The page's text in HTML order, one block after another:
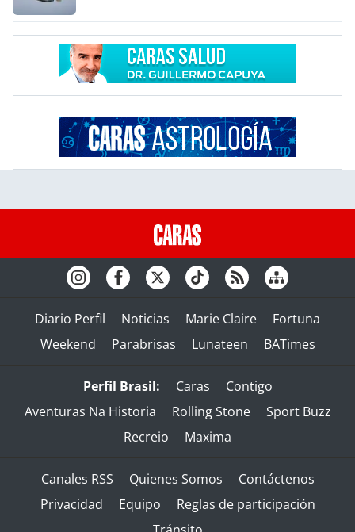
Diario Perfil Noticias Marie Claire
Fortuna
Weekend
Parabrisas Lunateen BATimes
Perfil Brasil: Caras
Contigo
Aventuras Na Historia
Rolling Stone
Sport Buzz
Recreio
Maxima
Canales RSS Quienes Somos
Contáctenos
Privacidad
Equipo
Reglas de participación